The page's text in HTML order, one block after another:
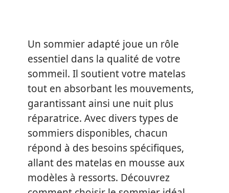
Un sommier adapté joue un rôle
essentiel dans la qualité de votre
sommeil. Il soutient votre matelas
tout en absorbant les mouvements,
garantissant ainsi une nuit plus
réparatrice. Avec divers types de
sommiers disponibles, chacun
répond à des besoins spécifiques,
allant des matelas en mousse aux
modèles à ressorts. Découvrez